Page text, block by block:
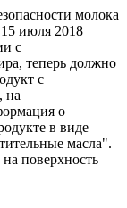
молока
июля 2018
с
теперь должно
с
на
о
в виде
масла".
поверхность